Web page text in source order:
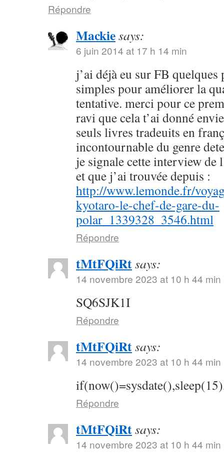
Répondre
Mackiesays:
6 juin 2014 at 17 h 14 min
j’ai déjà eu sur FB quelques
simples pour améliorer la
tentative. merci pour ce
ravi que cela t’ai donné
seuls livres tradeuits en
incontournable du genre
je signale cette interview de
et que j’ai trouvée depuis :
http://www.lemonde.fr/
kyotaro-le-chef-de-gare-du-
polar_1339328_3546.html
Répondre
tMtFQiRtsays:
14 novembre 2023 at 10 h 44 min
SQ6SJK1I
Répondre
tMtFQiRtsays:
14 novembre 2023 at 10 h 44 min
Répondre
tMtFQiRtsays:
14 novembre 2023 at 10 h 44 min